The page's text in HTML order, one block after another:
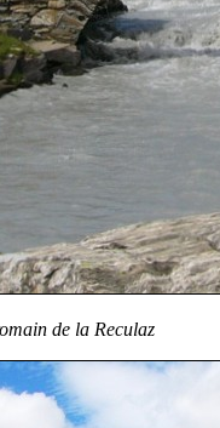
de la Reculaz